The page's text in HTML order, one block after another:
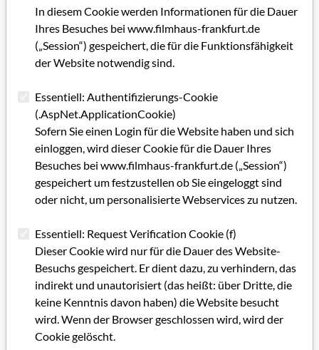
wieder 20 Millionen Euro für die wirtschaftliche
Filmförderung zur Verfügung stehen werden.
* Polia Bauer und Ursula Vossen sind Förderreferentinnen für
HessenlnvestFilm
Kategorie: Gastbeitrag (ehemals Selbstdarstellungen von
institutioneneigenen Mitarbeitern / ab GRIP 63)
Schlagworte: Filmförderung, Filmproduktion, Filmwirtschaft,
Wirtschaftsförderung, Dreharbeiten
In diesem Cookie werden Informationen für die Dauer
Ihres Besuches bei www.filmhaus-frankfurt.de
(„Session“) gespeichert, die für die Funktionsfähigkeit
der Website notwendig sind.
Essentiell: Authentifizierungs-Cookie
(.AspNet.ApplicationCookie)
Sofern Sie einen Login für die Website haben und sich
einloggen, wird dieser Cookie für die Dauer Ihres
Besuches bei www.filmhaus-frankfurt.de („Session“)
gespeichert um festzustellen ob Sie eingeloggt sind
oder nicht, um personalisierte Webservices zu nutzen.
Essentiell: Request Verification Cookie (f)
Dieser Cookie wird nur für die Dauer des Website-
Besuchs gespeichert. Er dient dazu, zu verhindern, das
indirekt und unautorisiert (das heißt: über Dritte, die
keine Kenntnis davon haben) die Website besucht
wird. Wenn der Browser geschlossen wird, wird der
Cookie gelöscht.